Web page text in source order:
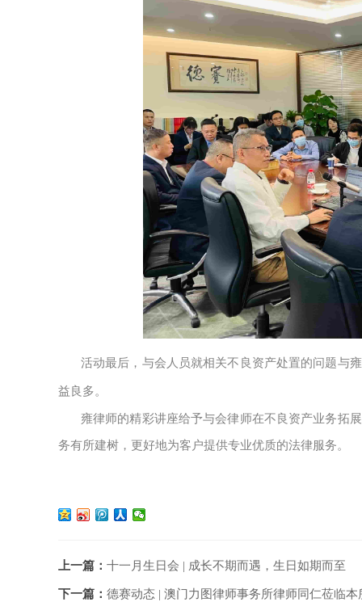
活动最后，与会人员就相关不良资产处置的问题与
益良多。
雍律师的精彩讲座给予与会律师在不良资产业务拓
务有所建树，更好地为客户提供专业优质的法律服务。
上一篇： 十一月生日会 | 成长不期而遇，生日如期而至
下一篇： 德赛动态 | 澳门力图律师事务所律师同仁莅临本